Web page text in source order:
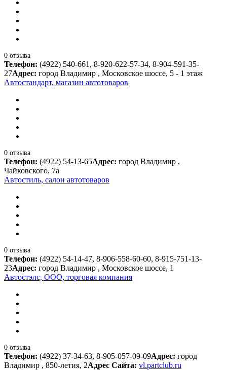
0 отзыва
Телефон: (4922) 540-661, 8-920-622-57-34, 8-904-591-35-
27Адрес: город Владимир , Московское шоссе, 5 - 1 этаж
Автостандарт, магазин автотоваров
0 отзыва
Телефон: (4922) 54-13-65Адрес: город Владимир ,
Чайковского, 7а
Автостиль, салон автотоваров
0 отзыва
Телефон: (4922) 54-14-47, 8-906-558-60-60, 8-915-751-13-
23Адрес: город Владимир , Московское шоссе, 1
Автостэлс, ООО, торговая компания
0 отзыва
Телефон: (4922) 37-34-63, 8-905-057-09-09Адрес: город
Владимир , 850-летия, 2Адрес Сайта: vl.partclub.ru